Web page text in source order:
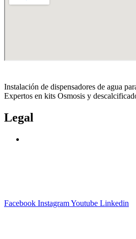
Instalación de dispensadores de agua
Expertos en kits Osmosis y
Legal
Facebook InstagramYoutube Linkedin